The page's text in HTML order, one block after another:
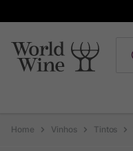
Vinhos Tintos
1º Maçanita